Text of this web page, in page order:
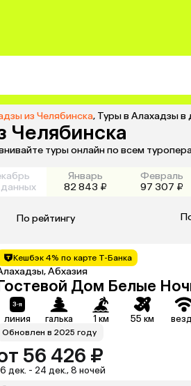
из Челябинска, Туры в Алахадзы в
Челябинска
туры онлайн по всем
Январь
82 843 ₽
Февраль
97 307 ₽
По рейтингу
Кешбэк 4% по карте Т-Банка
Абхазия
Дом Белые
линия галька 1 км 55 км
Обновлен в 2025 году
56 426 ₽
дек. - 24 дек., 8 ночей